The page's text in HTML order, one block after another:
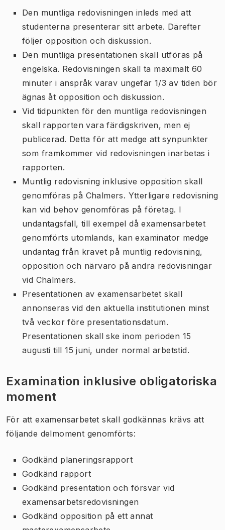
Den muntliga redovisningen inleds med att
studenterna presenterar sitt arbete. Därefter
följer opposition och diskussion.
Den muntliga presentationen skall utföras på
engelska. Redovisningen skall ta maximalt 60
minuter i anspråk varav ungefär 1/3 av tiden bör
ägnas åt opposition och diskussion.
Vid tidpunkten för den muntliga redovisningen
skall rapporten vara färdigskriven, men ej
publicerad. Detta för att medge att synpunkter
som framkommer vid redovisningen inarbetas i
rapporten.
Muntlig redovisning inklusive opposition skall
genomföras på Chalmers. Ytterligare redovisning
kan vid behov genomföras på företag. I
undantagsfall, till exempel då examensarbetet
genomförts utomlands, kan examinator medge
undantag från kravet på muntlig redovisning,
opposition och närvaro på andra redovisningar
vid Chalmers.
Presentationen av examensarbetet skall
annonseras vid den aktuella institutionen minst
två veckor före presentationsdatum.
Presentationen skall ske inom perioden 15
augusti till 15 juni, under normal arbetstid.
Examination inklusive obligatoriska
moment
För att examensarbetet skall godkännas krävs att
följande delmoment genomförts:
Godkänd planeringsrapport
Godkänd rapport
Godkänd presentation och försvar vid
examensarbetsredovisningen
Godkänd opposition på ett annat